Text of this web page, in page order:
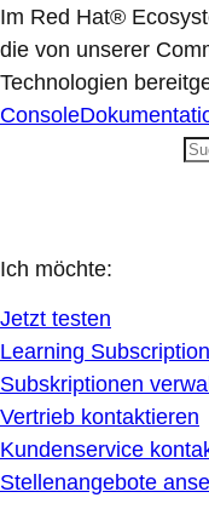
Im Red Hat®
die von unserer
Technologien
Console
Ich möchte:
Jetzt testen
Learning
Subskriptionen
Vertrieb kontaktieren
Kundenservice
Stellenangebote